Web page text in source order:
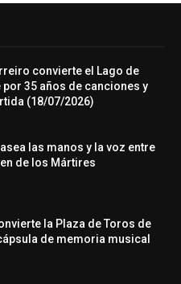
convierte el Lago de
por 35 años de canciones y
(18/07/2026)
las manos y la voz entre
de los Mártires
la Plaza de Toros de
de memoria musical